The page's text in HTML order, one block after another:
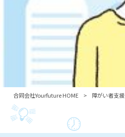
合同会社Yourfuture HOME > 障がい者支援